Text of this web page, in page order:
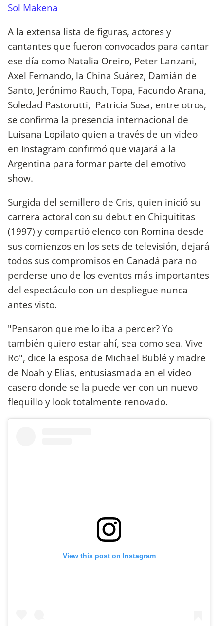
Sol Makena
A la extensa lista de figuras, actores y
cantantes que fueron convocados para cantar
ese día como Natalia Oreiro, Peter Lanzani,
Axel Fernando, la China Suárez, Damián de
Santo, Jerónimo Rauch, Topa, Facundo Arana,
Soledad Pastorutti, Patricia Sosa, entre otros,
se confirma la presencia internacional de
Luisana Lopilato quien a través de un video
en Instagram confirmó que viajará a la
Argentina para formar parte del emotivo
show.
Surgida del semillero de Cris, quien inició su
carrera actoral con su debut en Chiquititas
(1997) y compartió elenco con Romina desde
sus comienzos en los sets de televisión, dejará
todos sus compromisos en Canadá para no
perderse uno de los eventos más importantes
del espectáculo con un despliegue nunca
antes visto.
"Pensaron que me lo iba a perder? Yo
también quiero estar ahí, sea como sea. Vive
Ro", dice la esposa de Michael Bublé y madre
de Noah y Elías, entusiasmada en el vídeo
casero donde se la puede ver con un nuevo
flequillo y look totalmente renovado.
View this post on Instagram